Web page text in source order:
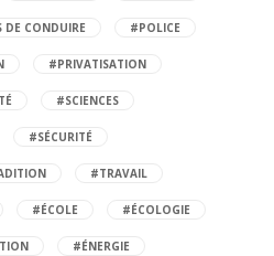
DE CONDUIRE #POLICE
#PRIVATISATION
#SCIENCES
#SÉCURITÉ
#TRAVAIL
#ÉCOLE #ÉCOLOGIE
#ÉNERGIE